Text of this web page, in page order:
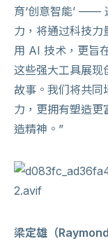
育‘创意智能’ ——
力，将通过科技力
用 AI 技术，更旨
这些强大工具展现
故事。我们将共同
力，更拥有塑造更
造精神。”
梁定雄（